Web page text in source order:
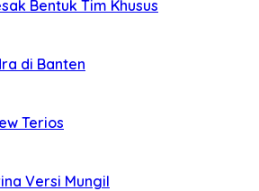
Bentuk Tim Khusus
di Banten
Terios
Versi Mungil